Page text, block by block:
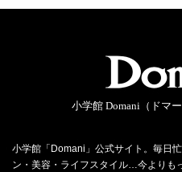
小学館 Domani（ドマ
小学館「Domani」公式サイト。毎日
ン・美容・ライフスタイル…今よりも